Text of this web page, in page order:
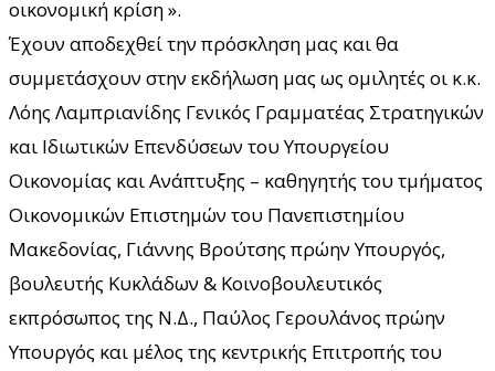
οικονομική κρίση ».
Έχουν αποδεχθεί την πρόσκληση μας και θα
συμμετάσχουν στην εκδήλωση μας ως ομιλητές οι κ.κ.
Λόης Λαμπριανίδης Γενικός Γραμματέας Στρατηγικών
και Ιδιωτικών Επενδύσεων του Υπουργείου
Οικονομίας και Ανάπτυξης – καθηγητής του τμήματος
Οικονομικών Επιστημών του Πανεπιστημίου
Μακεδονίας, Γιάννης Βρούτσης πρώην Υπουργός,
βουλευτής Κυκλάδων & Κοινοβουλευτικός
εκπρόσωπος της Ν.Δ., Παύλος Γερουλάνος πρώην
Υπουργός και μέλος της κεντρικής Επιτροπής του